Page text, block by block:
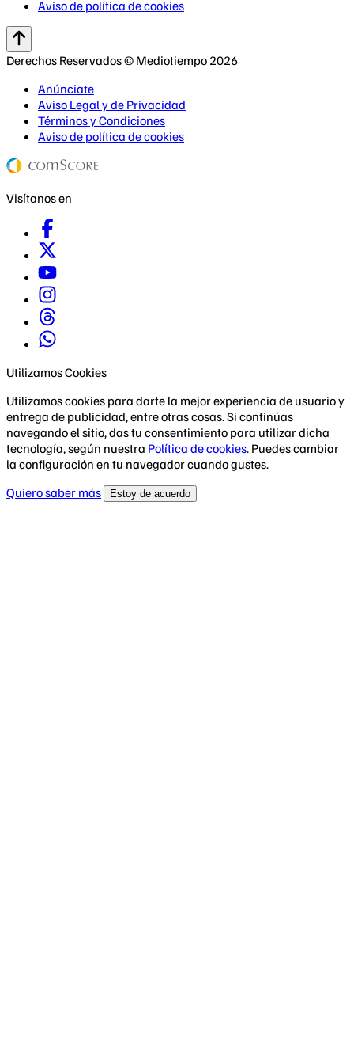
Aviso de política de cookies
Derechos Reservados © Mediotiempo 2026
Anúnciate
Aviso Legal y de Privacidad
Términos y Condiciones
Aviso de política de cookies
Visítanos en
Utilizamos Cookies
Utilizamos cookies para darte la mejor experiencia de usuario y
entrega de publicidad, entre otras cosas. Si continúas
navegando el sitio, das tu consentimiento para utilizar dicha
tecnología, según nuestra Política de cookies. Puedes cambiar
la configuración en tu navegador cuando gustes.
Quiero saber más
Estoy de acuerdo